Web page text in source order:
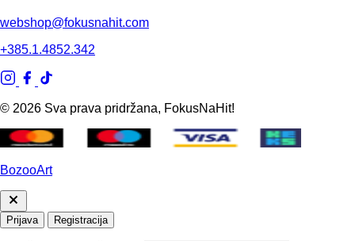
webshop@fokusnahit.com
+385.1.4852.342
© 2026 Sva prava pridržana, FokusNaHit!
BozooArt
Prijava Registracija